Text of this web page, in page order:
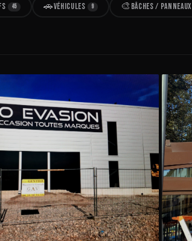
45 🚗VÉHICULES 9 🎨 BÂCHES / PANNEAUX